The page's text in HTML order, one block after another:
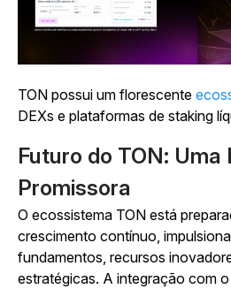
TON possui um florescente
DEXs e plataformas de staking
Futuro do TON:
Promissora
O ecossistema TON está
crescimento contínuo,
fundamentos, recursos
estratégicas. A integração com